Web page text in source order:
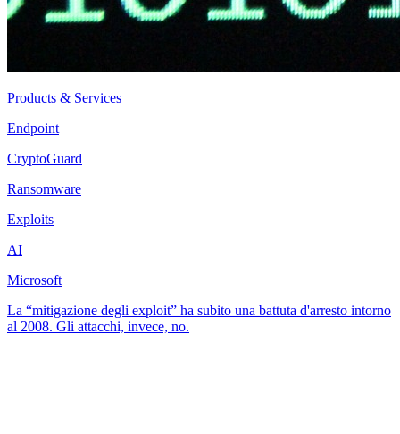
Products & Services
Endpoint
CryptoGuard
Ransomware
Exploits
AI
Microsoft
La “mitigazione degli exploit” ha subito una battuta d'arresto intorno
al 2008. Gli attacchi, invece, no.